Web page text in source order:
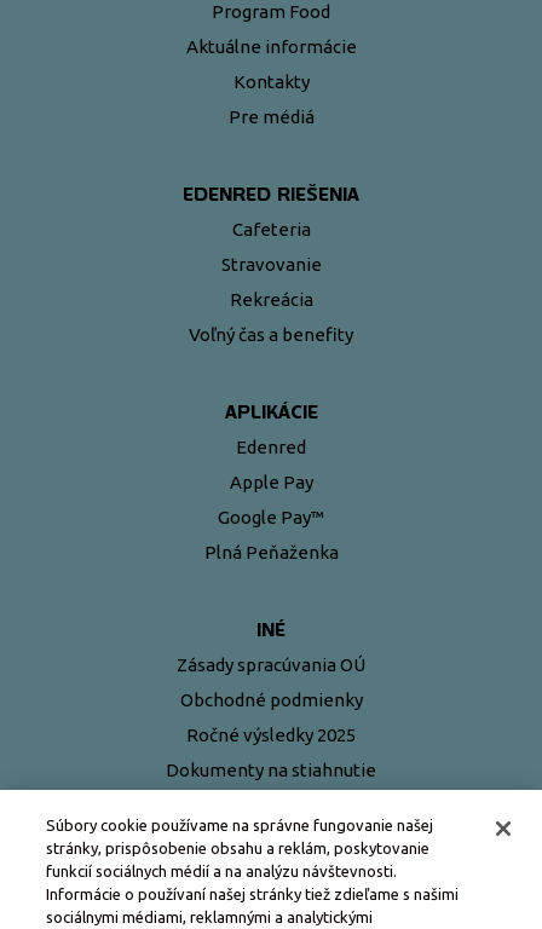
Program Food
Aktuálne informácie
Kontakty
Pre médiá
EDENRED RIEŠENIA
Cafeteria
Stravovanie
Rekreácia
Voľný čas a benefity
APLIKÁCIE
Edenred
Apple Pay
Google Pay™
Plná Peňaženka
INÉ
Zásady spracúvania OÚ
Obchodné podmienky
Ročné výsledky 2025
Dokumenty na stiahnutie
Súbory cookie používame na správne fungovanie našej
stránky, prispôsobenie obsahu a reklám, poskytovanie
funkcií sociálnych médií a na analýzu návštevnosti.
Informácie o používaní našej stránky tiež zdieľame s našimi
sociálnymi médiami, reklamnými a analytickými